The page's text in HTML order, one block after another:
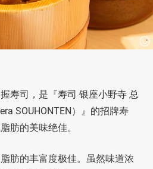
寿司，是『寿司 银座小野寺 总
SOUHONTEN）』的招牌寿
肪的美味绝佳。
肪的丰富度极佳。虽然味道浓